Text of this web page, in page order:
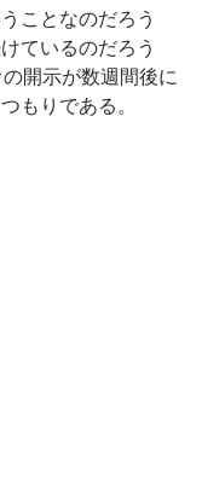
ことなのだろう
ているのだろう
開示が数週間後に
もりである。